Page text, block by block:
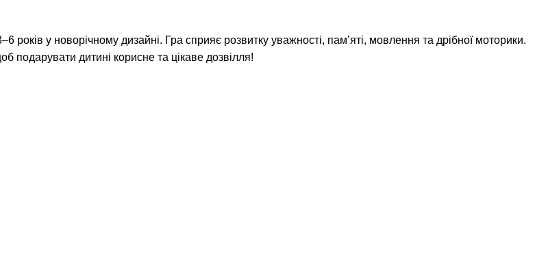
років у новорічному дизайні. Гра сприяє розвитку уважності, пам’яті, мовлення та дрібної моторики.
подарувати дитині корисне та цікаве дозвілля!